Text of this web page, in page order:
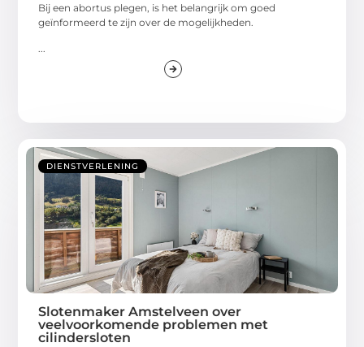
Bij een abortus plegen, is het belangrijk om goed
geïnformeerd te zijn over de mogelijkheden.
...
DIENSTVERLENING
Slotenmaker Amstelveen over
veelvoorkomende problemen met
cilindersloten